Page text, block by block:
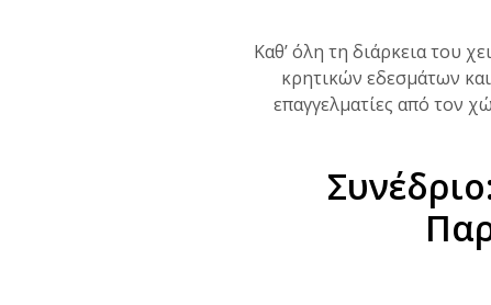
Καθ’ όλη τη διάρκεια του
κρητικών εδεσμάτων
επαγγελματίες από τον